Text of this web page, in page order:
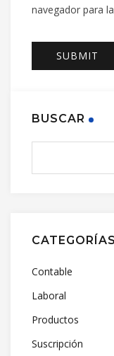
navegador para
BUSCAR
CATEGORÍAS
Contable
Laboral
Productos
Suscripción